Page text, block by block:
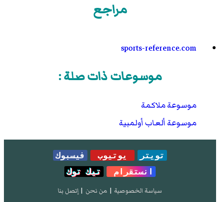
مراجع
sports-reference.com
موسوعات ذات صلة :
موسوعة ملاكمة
موسوعة ألعاب أولمبية
تويتر يوتيوب
فيسبوك
انستقرام
تيك توك
سياسة الخصوصية | من نحن | إتصل بنا